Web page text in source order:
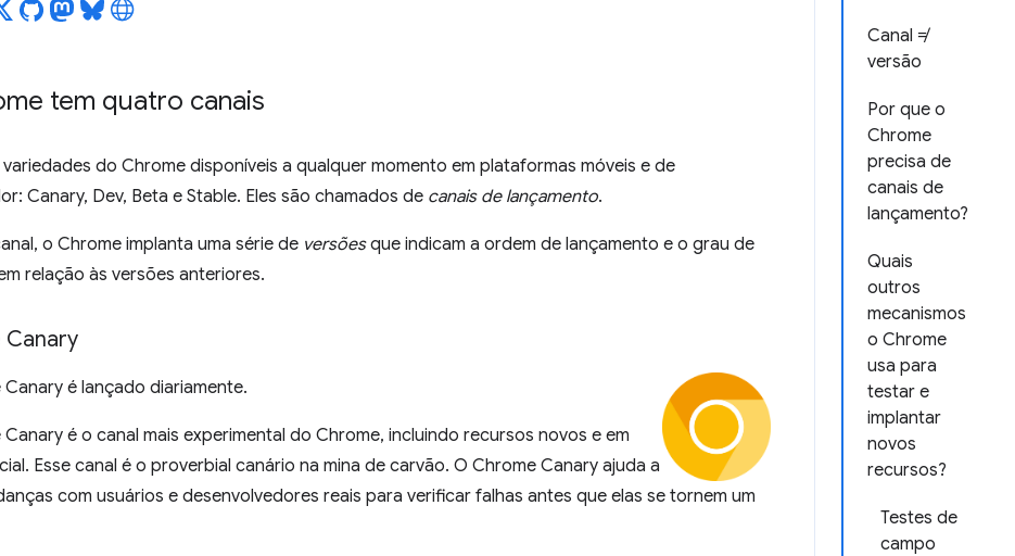
Canal ≠
versão
Por que o
Chrome
precisa de
canais de
lançamento?
Quais
outros
mecanismos
o Chrome
usa para
testar e
implantar
novos
recursos?
Testes de
campo
tem quatro canais
do Chrome disponíveis a qualquer momento em plataformas móveis e de
Canary, Dev, Beta e Stable. Eles são chamados de canais de lançamento.
o Chrome implanta uma série de versõesque indicam a ordem de lançamento e o grau de
relação às versões anteriores.
é lançado diariamente.
é o canal mais experimental do Chrome, incluindo recursos novos e em
Esse canal é o proverbial canário na mina de carvão. O Chrome Canary ajuda a
com usuários e desenvolvedores reais para verificar falhas antes que elas se tornem um